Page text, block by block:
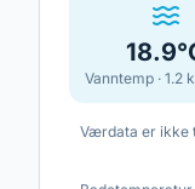
18.9
Vanntemp · 1.2
Værdata er ikke